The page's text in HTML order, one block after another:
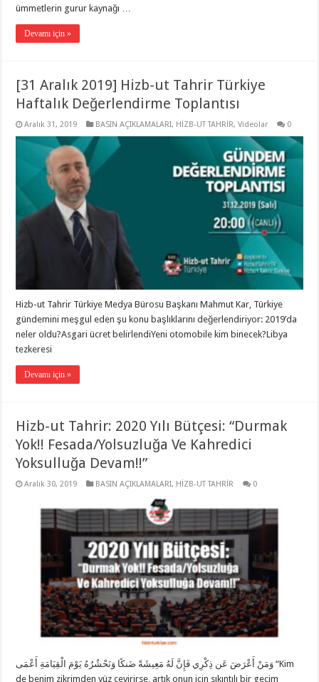
ümmetlerin gurur kaynağı …
Devamı için »
[31 Aralık 2019] Hizb-ut Tahrir Türkiye
Haftalık Değerlendirme Toplantısı
Aralık 31, 2019 BASIN AÇIKLAMALARI, HİZB-UT TAHRİR,Videolar 0
Hizb-ut Tahrir Türkiye Medya Bürosu Başkanı Mahmut Kar, Türkiye
gündemini meşgul eden şu konu başlıklarını değerlendiriyor: 2019’da
neler oldu?Asgari ücret belirlendiYeni otomobile kim binecek?Libya
tezkeresi
Devamı için »
Hizb-ut Tahrir: 2020 Yılı Bütçesi: “Durmak
Yok!! Fesada/Yolsuzluğa Ve Kahredici
Yoksulluğa Devam!!”
Aralık 30, 2019 BASIN AÇIKLAMALARI, HİZB-UT TAHRİR 0
وَمَنْ أَعْرَضَ عَن ذِكْرِي فَإِنَّ لَهُ مَعِيشَةً ضَنكًا وَنَحْشُرُهُ يَوْمَ الْقِيَامَةِ أَعْمَى “Kim
de benim zikrimden yüz çevirirse, artık onun için sıkıntılı bir geçim